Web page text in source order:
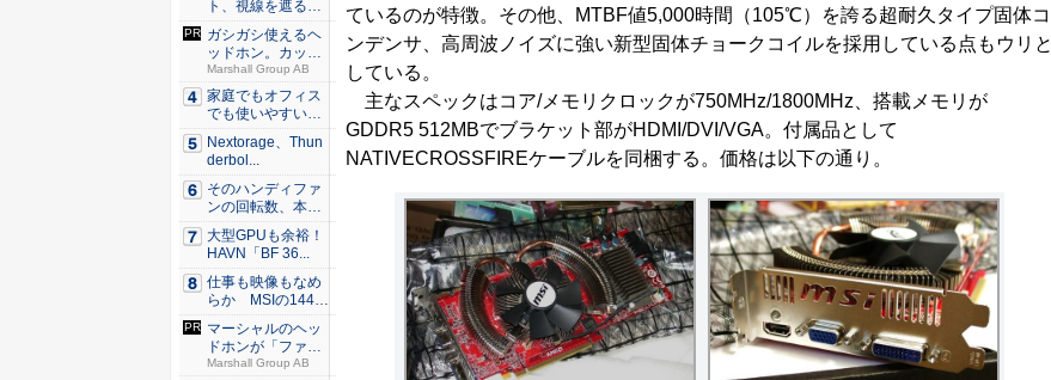
ているのが特徴。その他、MTBF値5,000時間（105℃）を誇る超耐久タイプ固体コ
ンデンサ、高周波ノイズに強い新型固体チョークコイルを採用している点もウリと
している。
主なスペックはコア/メモリクロックが750MHz/1800MHz、搭載メモリが
GDDR5 512MBでブラケット部がHDMI/DVI/VGA。付属品として
NATIVECROSSFIREケーブルを同梱する。価格は以下の通り。
ト、視線を遮るフ
ェルト製デ...
ガシガシ使えるヘ
ッドホン。カッタ
ーでも傷...
Marshall Group AB
家庭でもオフィス
でも使いやすい
Syno...
Nextorage、Thun
derbol...
そのハンディファ
ンの回転数、本
当？ 20...
大型GPUも余裕！
HAVN「BF 36...
仕事も映像もなめ
らか MSIの144H
z...
マーシャルのヘッ
ドホンが「ファッ
ション」...
Marshall Group AB